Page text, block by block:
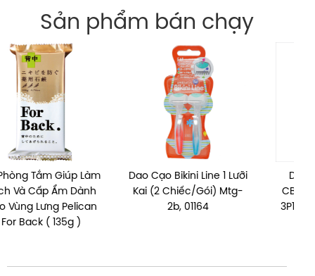
Sản phẩm bán chạy
Dao Cạo Bikini Line 1 Lưỡi
Kai (2 Chiếc/Gói) Mtg-
2b, 01164
Dao Cạo Lông Mày
CBM-3P1 01782 (CBM-
3P1 Razor (3Pcs/Pack))